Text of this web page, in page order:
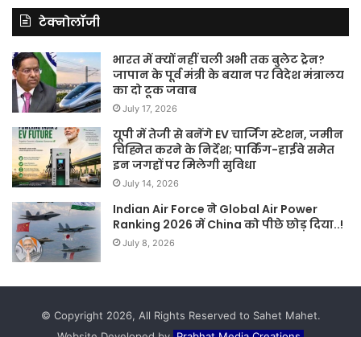
टेक्नोलॉजी
भारत में क्यों नहीं चली अभी तक बुलेट ट्रेन?
जापान के पूर्व मंत्री के बयान पर विदेश मंत्रालय
का दो टूक जवाब
July 17, 2026
यूपी में तेजी से बनेंगे EV चार्जिंग स्टेशन, जमीन
चिह्नित करने के निर्देश; पार्किंग-हाईवे समेत
इन जगहों पर मिलेगी सुविधा
July 14, 2026
Indian Air Force ने Global Air Power
Ranking 2026 में China को पीछे छोड़ दिया..!
July 8, 2026
© Copyright 2026, All Rights Reserved to Sahet Mahet.